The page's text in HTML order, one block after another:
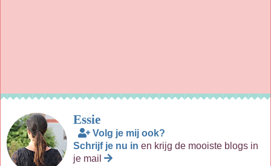
Essie
Volg je mij ook?
Schrijf je nu in en krijg de mooiste blogs in
je mail